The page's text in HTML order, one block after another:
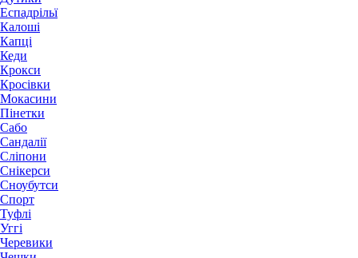
Еспадрільї
Калоші
Капці
Кеди
Крокси
Кросівки
Мокасини
Пінетки
Сабо
Сандалії
Сліпони
Снікерси
Сноубутси
Спорт
Туфлі
Уггі
Черевики